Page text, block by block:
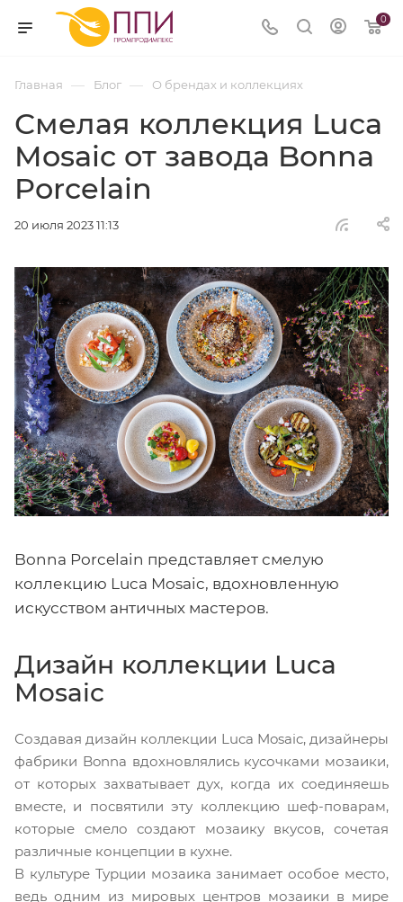
0
Главная — Блог — О брендах и коллекциях
Смелая коллекция Luca
Mosaic от завода Bonna
Porcelain
20 июля 2023 11:13
Bonna Porcelain представляет смелую
коллекцию Luca Mosaic, вдохновленную
искусством античных мастеров.
Дизайн коллекции Luca
Mosaic
Создавая дизайн коллекции Luca Mosaic, дизайнеры
фабрики Bonna вдохновлялись кусочками мозаики,
от которых захватывает дух, когда их соединяешь
вместе, и посвятили эту коллекцию шеф-поварам,
которые смело создают мозаику вкусов, сочетая
различные концепции в кухне.
В культуре Турции мозаика занимает особое место,
ведь одним из мировых центров мозаики в мире